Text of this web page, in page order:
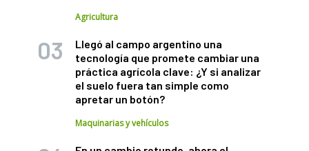
Agricultura
Llegó al campo argentino una
tecnología que promete cambiar una
práctica agrícola clave: ¿Y si analizar
el suelo fuera tan simple como
apretar un botón?
Maquinarias y vehículos